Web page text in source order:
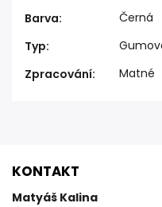
Barva:
Černá
Typ:
Zpracování: Matné
KONTAKT
Matyáš Kalina